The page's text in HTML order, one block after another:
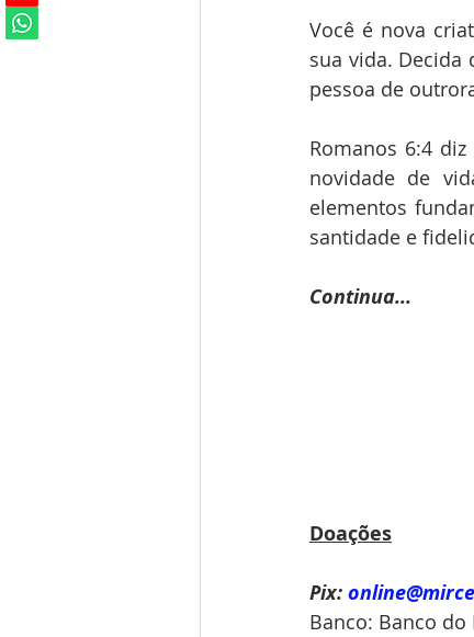
Você é nova
sua vida. Decida
pessoa de
Romanos 6:4
novidade de
elementos
santidade e
Continua...
Doações
Pix:
Banco: Banco do